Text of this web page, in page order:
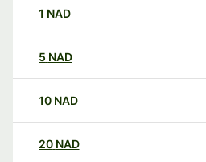
1 NAD
5 NAD
10 NAD
20 NAD